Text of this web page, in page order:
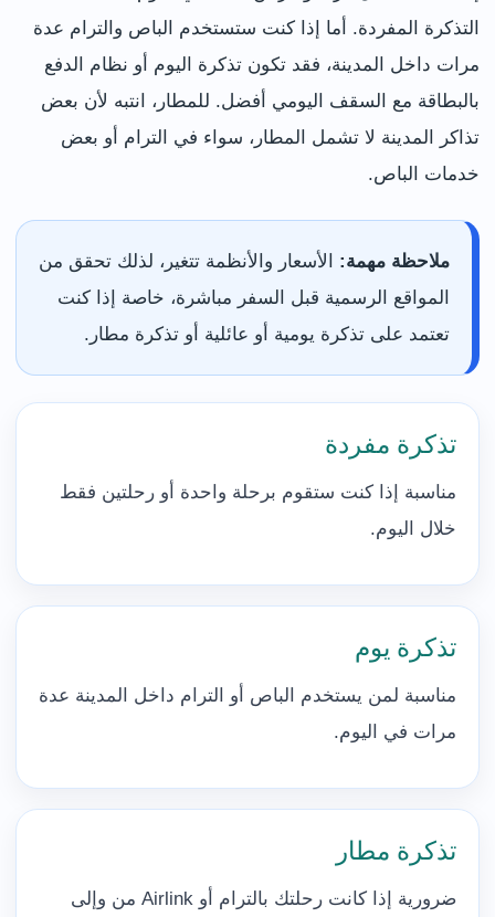
التذكرة المفردة. أما إذا كنت ستستخدم الباص والترام عدة
مرات داخل المدينة، فقد تكون تذكرة اليوم أو نظام الدفع
بالبطاقة مع السقف اليومي أفضل. للمطار، انتبه لأن بعض
تذاكر المدينة لا تشمل المطار، سواء في الترام أو بعض
خدمات الباص.
ملاحظة مهمة: الأسعار والأنظمة تتغير، لذلك تحقق من
المواقع الرسمية قبل السفر مباشرة، خاصة إذا كنت
تعتمد على تذكرة يومية أو عائلية أو تذكرة مطار.
تذكرة مفردة
مناسبة إذا كنت ستقوم برحلة واحدة أو رحلتين فقط
خلال اليوم.
تذكرة يوم
مناسبة لمن يستخدم الباص أو الترام داخل المدينة عدة
مرات في اليوم.
تذكرة مطار
ضرورية إذا كانت رحلتك بالترام أو Airlink من وإلى